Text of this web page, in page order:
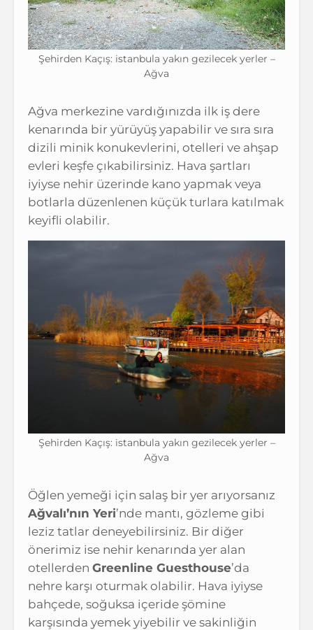
Şehirden Kaçış: istanbula yakın gezilecek yerler –
Ağva
Ağva merkezine vardığınızda ilk iş dere
kenarında bir yürüyüş yapabilir ve sıra sıra
dizili minik konukevlerini, otelleri ve ahşap
evleri keşfe çıkabilirsiniz. Hava şartları
iyiyse nehir üzerinde kano yapmak veya
botlarla düzenlenen küçük turlara katılmak
keyifli olabilir.
Şehirden Kaçış: istanbula yakın gezilecek yerler –
Ağva
Öğlen yemeği için salaş bir yer arıyorsanız
Ağvalı’nın Yeri’nde mantı, gözleme gibi
leziz tatlar deneyebilirsiniz. Bir diğer
önerimiz ise nehir kenarında yer alan
otellerden Greenline Guesthouse’da
nehre karşı oturmak olabilir. Hava iyiyse
bahçede, soğuksa içeride şömine
karşısında yemek yiyebilir ve sakinliğin